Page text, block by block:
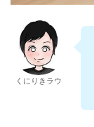
くにりきラウ